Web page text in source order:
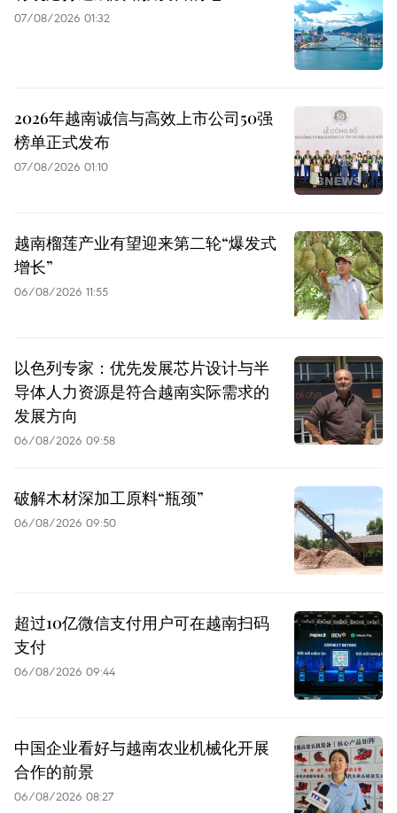
07/08/2026 01:32
2026年越南诚信与高效上市公司50强
榜单正式发布
07/08/2026 01:10
越南榴莲产业有望迎来第二轮“爆发式
增长”
06/08/2026 11:55
以色列专家：优先发展芯片设计与半
导体人力资源是符合越南实际需求的
发展方向
06/08/2026 09:58
破解木材深加工原料“瓶颈”
06/08/2026 09:50
超过10亿微信支付用户可在越南扫码
支付
06/08/2026 09:44
中国企业看好与越南农业机械化开展
合作的前景
06/08/2026 08:27